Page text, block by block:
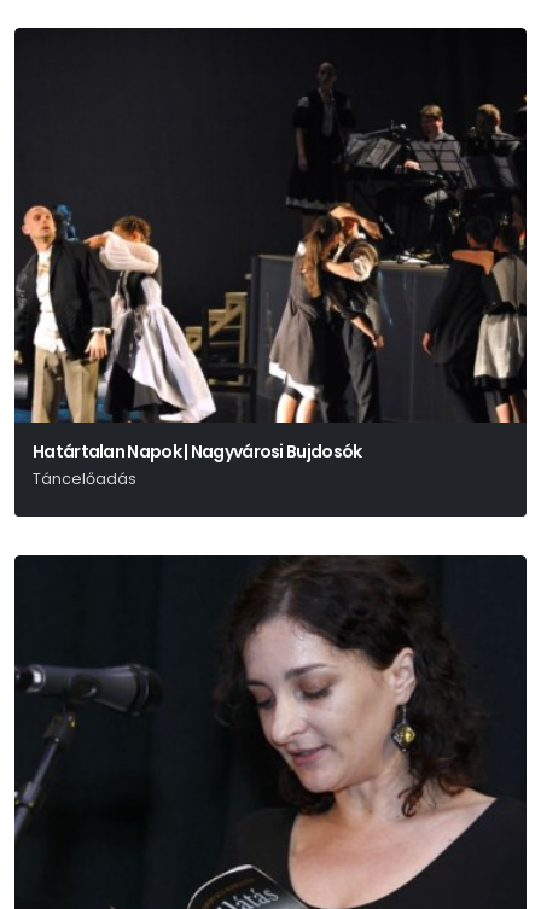
Határtalan Napok | Nagyvárosi Bujdosók
Táncelőadás